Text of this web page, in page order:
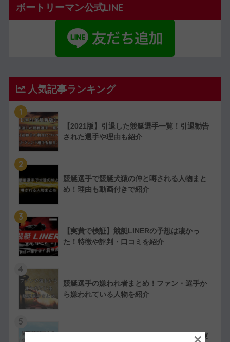
ボートリーマン公式LINE
人気記事ランキング
1
【2021版】引退した競艇選手一覧！引退勧告
された選手や理由も紹介
2
競艇選手で競艇犬猿の仲と噂される人物まと
め！理由も動画付きで紹介
3
【実費で検証】競艇LINERの予想は凄かっ
た！特徴や評判・口コミを紹介
4
競艇選手の嫌われ者まとめ！ファン・選手か
ら嫌われている人物を紹介
5
競艇選手同士の夫婦11組一覧【夫婦対決が実